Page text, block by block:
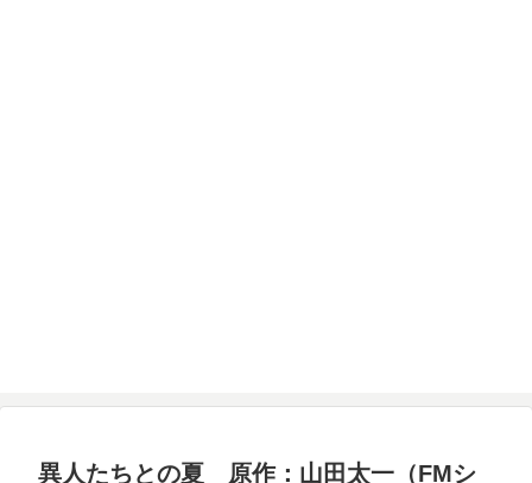
異人たちとの夏 原作：山田太一（FMシ